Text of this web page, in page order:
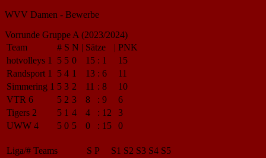
WVV Damen - Bewerbe
Vorrunde Gruppe A (2023/2024)
Team
# S N | Sätze | PNK
hotvolleys 1
5 5 0 15 : 1
15
Randsport 1
5 4 1 13 : 6
11
Simmering 1 5 3 2 11 : 8
10
VTR 6
5 2 3 8 : 9
6
Tigers 2
5 1 4 4 : 12
3
UWW 4
5 0 5 0 : 15 0
Liga/# Teams S P S1 S2 S3 S4 S5